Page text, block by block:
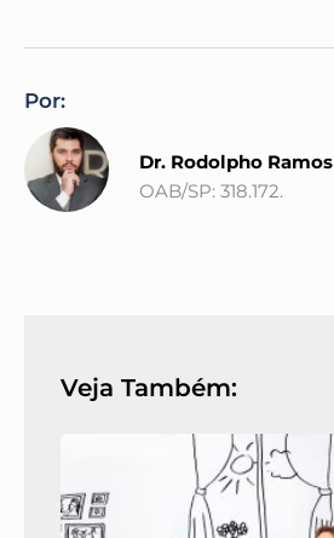
Por:
Dr. Rodolpho Ramos
OAB/SP: 318.172.
Veja Também: